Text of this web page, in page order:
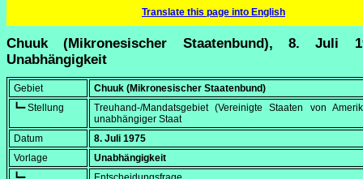
Translate this page into English
Chuuk (Mikronesischer Staatenbund), 8. Juli
Unabhängigkeit
Gebiet
Chuuk (Mikronesischer Staatenbund)
┗━ Stellung
Treuhand-/Mandatsgebiet (Vereinigte Staaten von
unabhängiger Staat
Datum
8. Juli 1975
Vorlage
Unabhängigkeit